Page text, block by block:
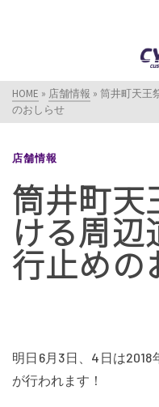
HOME » 店舗情報 » 筒井町天王
のおしらせ
店舗情報
筒井町天
ける周
行止めの
明日6月3日、4日は
が行われます！